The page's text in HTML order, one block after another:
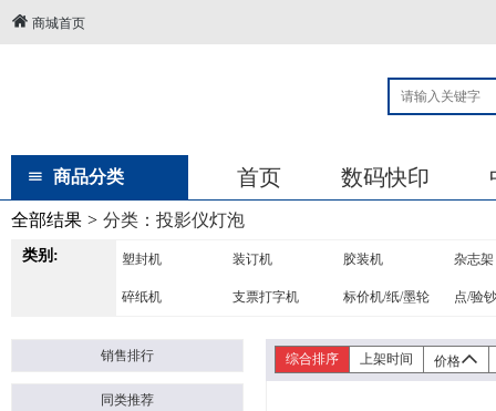
商城首页
商品分类 首页 数码快印
全部结果 > 分类： 投影仪灯泡
类别: 塑封机 装订机 胶装机 杂志架
碎纸机 支票打字机 标价机/纸/墨轮 点/验
销售排行
同类推荐
综合排序 上架时间 价格